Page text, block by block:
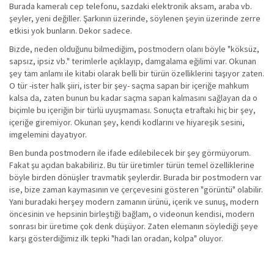
Burada kameralı cep telefonu, sazdaki elektronik aksam, araba vb.
şeyler, yeni değiller. Şarkının üzerinde, söylenen şeyin üzerinde zerre
etkisi yok bunların. Dekor sadece.
Bizde, neden olduğunu bilmediğim, postmodern olanı böyle "köksüz,
sapsız, ipsiz vb." terimlerle açıklayıp, damgalama eğilimi var. Okunan
şey tam anlamı ile kitabi olarak belli bir türün özelliklerini taşıyor zaten.
O tür -ister halk şiiri, ister bir şey- saçma sapan bir içeriğe mahkum
kalsa da, zaten bunun bu kadar saçma sapan kalmasını sağlayan da o
biçimle bu içeriğin bir türlü uyuşmaması. Sonuçta etraftaki hiç bir şey,
içeriğe giremiyor. Okunan şey, kendi kodlarını ve hiyareşik sesini,
imgelemini dayatıyor.
Ben bunda postmodern ile ifade edilebilecek bir şey görmüyorum.
Fakat şu açıdan bakabiliriz. Bu tür üretimler türün temel özelliklerine
böyle birden dönüşler travmatik şeylerdir. Burada bir postmodern var
ise, bize zaman kaymasının ve çerçevesini gösteren "görüntü" olabilir.
Yani buradaki herşey modern zamanın ürünü, içerik ve sunuş, modern
öncesinin ve hepsinin birleştiği bağlam, o videonun kendisi, modern
sonrası bir üretime çok denk düşüyor. Zaten elemanın söylediği şeye
karşı gösterdiğimiz ilk tepki "hadi lan oradan, kolpa" oluyor.